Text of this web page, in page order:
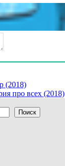
(2018)
про всех (2018)
Поиск